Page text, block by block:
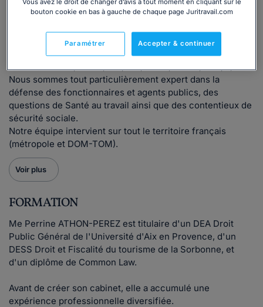
La cabinet ATHON-PEREZ est composé d'avocats qui
ceux qui ont un litige avec l'administration (Etat, Hôpitaux,
Collectivités locales, Armée,...) ou avec un organisme
social (URSSAF, CIPAV, RSI, SSI, CNAV, CPAM, CAF,...).
Nous sommes tout particulièrement expert dans la
défense des fonctionnaires et agents publics, des
questions de Santé au travail ainsi que des contentieux de
sécurité sociale.
Notre équipe intervient sur tout le territoire français
(métropole et DOM-TOM).
Voir plus
FORMATION
Me Perrine ATHON-PEREZ est titulaire d'un DEA Droit
Public Général de l'Université d'Aix en Provence, d'un
DESS Droit et Fiscalité du tourisme de la Sorbonne, et
d'un diplôme de Common Law.
Avant de créer son cabinet, elle a accumulé une
expérience professionnelle diversifiée.
Vous avez le droit de changer d’avis à tout moment en cliquant sur le
bouton cookie en bas à gauche de chaque page Juritravail.com
Accepter & continuer
Paramétrer